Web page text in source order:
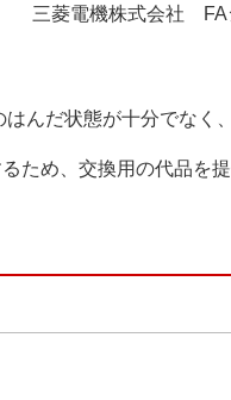
三菱電機株式会社 FA
んだ状態が十分でなく
ため、交換用の代品を